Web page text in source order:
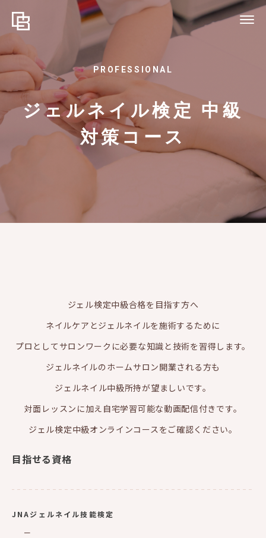
PROFESSIONAL
ジェルネイル検定 中級
対策コース
ジェル検定中級合格を目指す方へ
ネイルケアとジェルネイルを施術するために
プロとしてサロンワークに必要な知識と技術を習得します。
ジェルネイルのホームサロン開業される方も
ジェルネイル中級所持が望ましいです。
対面レッスンに加え自宅学習可能な動画配信付きです。
ジェル検定中級オンラインコースをご確認ください。
目指せる資格
JNAジェルネイル技能検定
ー